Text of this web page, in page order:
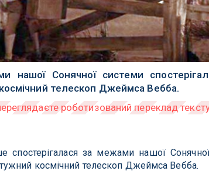
нашої Сонячної системи
телескоп Джеймса Вебба.
спостерігалася за межами нашої
космічний телескоп Джеймса Вебба.